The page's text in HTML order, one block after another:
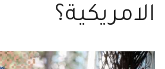
الامريكية؟